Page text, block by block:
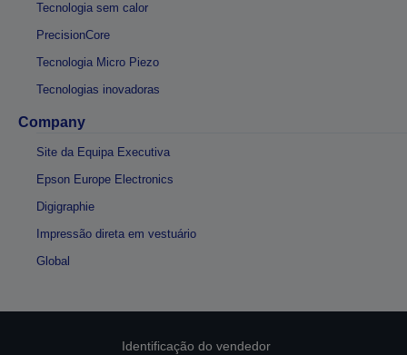
Tecnologia sem calor
PrecisionCore
Tecnologia Micro Piezo
Tecnologias inovadoras
Company
Site da Equipa Executiva
Epson Europe Electronics
Digigraphie
Impressão direta em vestuário
Global
Identificação do vendedor